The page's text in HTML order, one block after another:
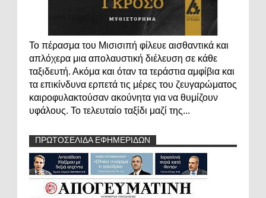
Το πέρασμα του Μισισιπή φίλευε αισθαντικά και
απλόχερα μια απολαυστική διέλευση σε κάθε
ταξιδευτή. Ακόμα και όταν τα τεράστια αμφίβια και
τα επικίνδυνα ερπετά τις μέρες του ζευγαρώματος
καιροφυλακτούσαν ακούνητα για να θυμίζουν
υφάλους. Το τελευταίο ταξίδι μαζί της...
ΠΡΩΤΟΣΕΛΙΔΑ ΕΦΗΜΕΡΙΔΩΝ